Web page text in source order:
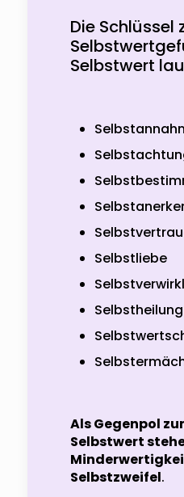
Die Schlüssel
Selbstwert
Selbstliebe
Selbstheilung
Als Gegenpol
Selbstwert
Selbstzweifel.